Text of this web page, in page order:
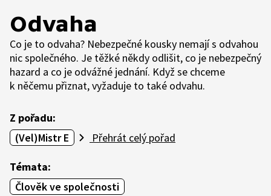
Odvaha
Co je to odvaha? Nebezpečné kousky nemají s odvahou
nic společného. Je těžké někdy odlišit, co je nebezpečný
hazard a co je odvážné jednání. Když se chceme
k něčemu přiznat, vyžaduje to také odvahu.
Z pořadu:
(Vel)Mistr E
Přehrát celý pořad
Témata:
Člověk ve společnosti